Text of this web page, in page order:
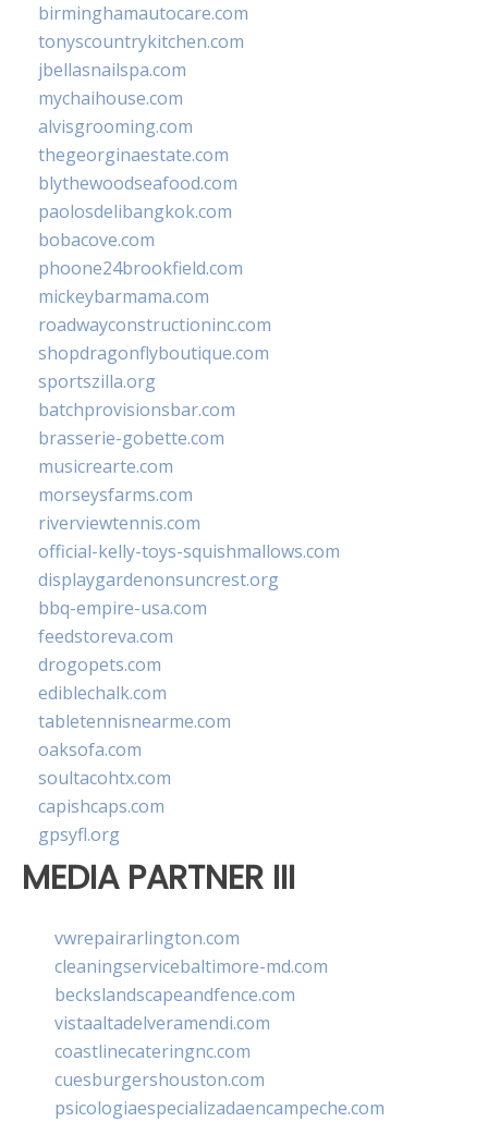
birminghamautocare.com
tonyscountrykitchen.com
jbellasnailspa.com
mychaihouse.com
alvisgrooming.com
thegeorginaestate.com
blythewoodseafood.com
paolosdelibangkok.com
bobacove.com
phoone24brookfield.com
mickeybarmama.com
roadwayconstructioninc.com
shopdragonflyboutique.com
sportszilla.org
batchprovisionsbar.com
brasserie-gobette.com
musicrearte.com
morseysfarms.com
riverviewtennis.com
official-kelly-toys-squishmallows.com
displaygardenonsuncrest.org
bbq-empire-usa.com
feedstoreva.com
drogopets.com
ediblechalk.com
tabletennisnearme.com
oaksofa.com
soultacohtx.com
capishcaps.com
gpsyfl.org
MEDIA PARTNER III
vwrepairarlington.com
cleaningservicebaltimore-md.com
beckslandscapeandfence.com
vistaaltadelveramendi.com
coastlinecateringnc.com
cuesburgershouston.com
psicologiaespecializadaencampeche.com